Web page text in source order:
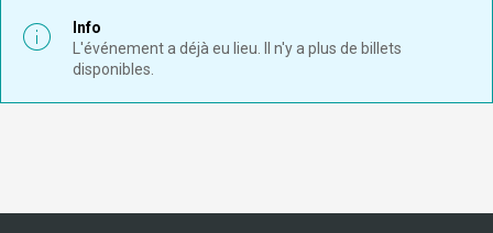
Info
L'événement a déjà eu lieu. Il n'y a plus de billets
disponibles.